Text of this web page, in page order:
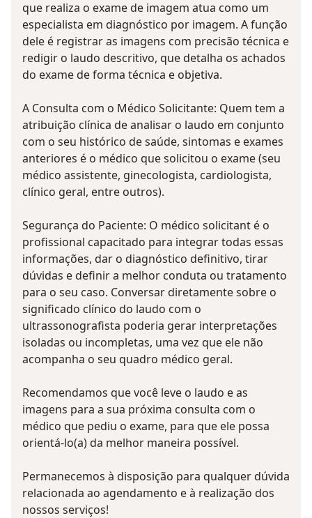
que realiza o exame de imagem atua como um
especialista em diagnóstico por imagem. A função
dele é registrar as imagens com precisão técnica e
redigir o laudo descritivo, que detalha os achados
do exame de forma técnica e objetiva.
A Consulta com o Médico Solicitante: Quem tem a
atribuição clínica de analisar o laudo em conjunto
com o seu histórico de saúde, sintomas e exames
anteriores é o médico que solicitou o exame (seu
médico assistente, ginecologista, cardiologista,
clínico geral, entre outros).
Segurança do Paciente: O médico solicitant é o
profissional capacitado para integrar todas essas
informações, dar o diagnóstico definitivo, tirar
dúvidas e definir a melhor conduta ou tratamento
para o seu caso. Conversar diretamente sobre o
significado clínico do laudo com o
ultrassonografista poderia gerar interpretações
isoladas ou incompletas, uma vez que ele não
acompanha o seu quadro médico geral.
Recomendamos que você leve o laudo e as
imagens para a sua próxima consulta com o
médico que pediu o exame, para que ele possa
orientá-lo(a) da melhor maneira possível.
Permanecemos à disposição para qualquer dúvida
relacionada ao agendamento e à realização dos
nossos serviços!